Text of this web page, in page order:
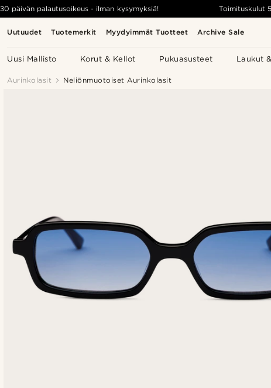
Uutuudet Tuotemerkit Myydyimmät Tuotteet Archive Sale
Uusi Mallisto Korut & Kellot Pukuasusteet Laukut
30 päivän palautusoikeus - ilman kysymyksiä! Toimituskulut
Aurinkolasit Neliönmuotoiset Aurinkolasit